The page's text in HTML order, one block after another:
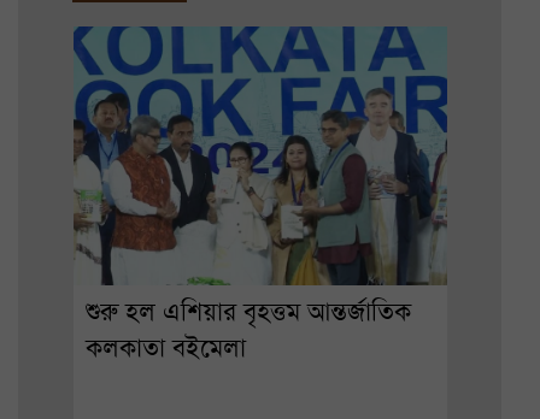
শুরু হল এশিয়ার বৃহত্তম আন্তর্জাতিক
কলকাতা বইমেলা